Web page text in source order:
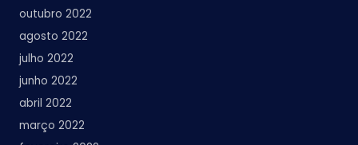
outubro 2022
agosto 2022
julho 2022
junho 2022
abril 2022
março 2022